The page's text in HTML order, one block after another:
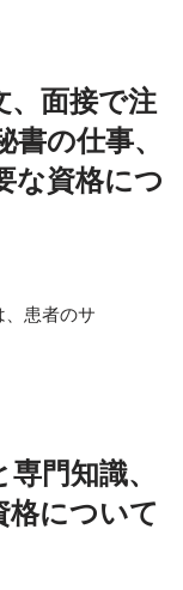
、面接で注
の仕事、
な資格につ
、患者のサ
門知識、
格について